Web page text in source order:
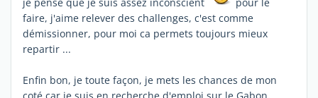
faire, j'aime relever des challenges, c'est comme
démissionner, pour moi ca permets toujours mieux
repartir ...
Enfin bon, je toute façon, je mets les chances de mon